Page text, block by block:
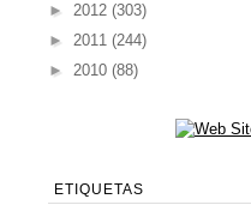
► 2012 (303)
► 2011 (244)
► 2010 (88)
ETIQUETAS